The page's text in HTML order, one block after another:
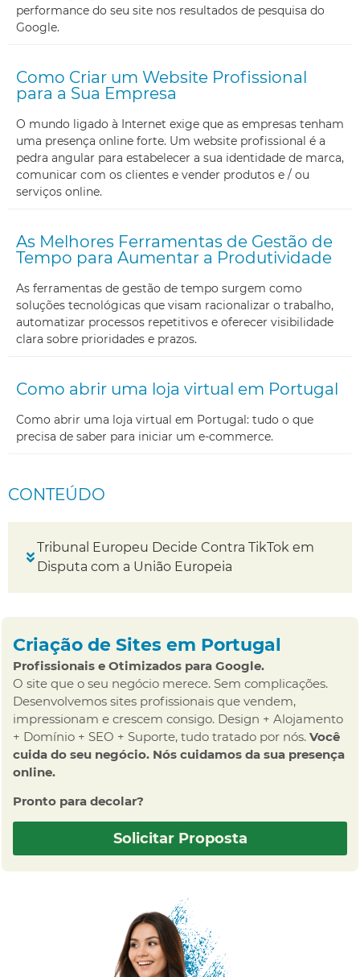
performance do seu site nos resultados de pesquisa do
Google.
Como Criar um Website Profissional
para a Sua Empresa
O mundo ligado à Internet exige que as empresas tenham
uma presença online forte. Um website profissional é a
pedra angular para estabelecer a sua identidade de marca,
comunicar com os clientes e vender produtos e / ou
serviços online.
As Melhores Ferramentas de Gestão de
Tempo para Aumentar a Produtividade
As ferramentas de gestão de tempo surgem como
soluções tecnológicas que visam racionalizar o trabalho,
automatizar processos repetitivos e oferecer visibilidade
clara sobre prioridades e prazos.
Como abrir uma loja virtual em Portugal
Como abrir uma loja virtual em Portugal: tudo o que
precisa de saber para iniciar um e-commerce.
CONTEÚDO
Tribunal Europeu Decide Contra TikTok em
Disputa com a União Europeia
Criação de Sites em Portugal
Profissionais e Otimizados para Google.
O site que o seu negócio merece. Sem complicações.
Desenvolvemos sites profissionais que vendem,
impressionam e crescem consigo. Design + Alojamento
+ Domínio + SEO + Suporte, tudo tratado por nós. Você
cuida do seu negócio. Nós cuidamos da sua presença
online.
Pronto para decolar?
Solicitar Proposta